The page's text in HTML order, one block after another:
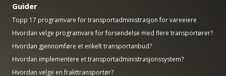
Guider
Topp 17 programvare for transportadministrasjon for vareeiere
Hvordan velge programvare for forsendelse med flere transportører?
Hvordan gjennomføre et enkelt transportanbud?
Hvordan implementere et transportadministrasjonssystem?
Hvordan velge en frakttransportør?